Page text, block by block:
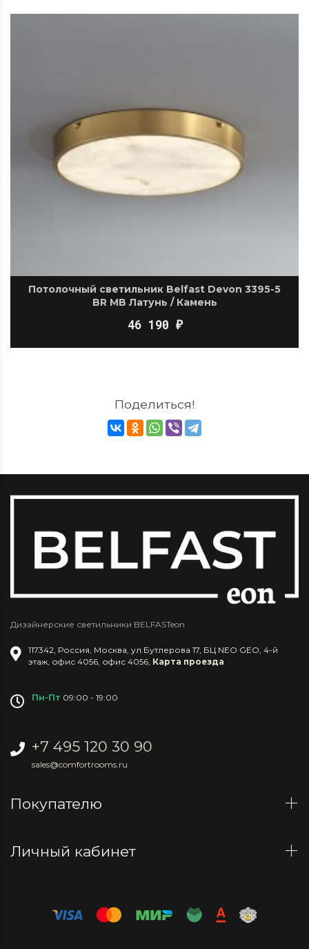
Потолочный светильник Belfast Devon 3395-5
BR MB Латунь / Камень
46 190 ₽
Поделиться!
Дизайнерские светильники BELFASTeon
117342 Россия Москва ул.Бутлерова 17, БЦ NEO GEO, 4-й
этаж, офис 4056 офис 4056 Карта проезда
Пн-Пт 09:00 - 19:00
+7 495 120 30 90
sales@comfortrooms.ru
Покупателю
Личный кабинет